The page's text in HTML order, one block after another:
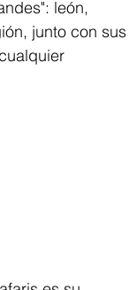
león,
junto con sus